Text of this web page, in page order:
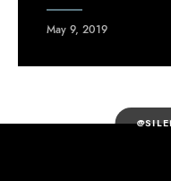
May 9, 2019